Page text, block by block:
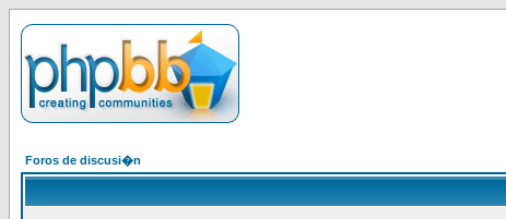
Foros de discusi�n